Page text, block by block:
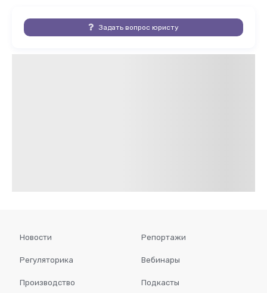
Задать вопрос юристу
Новости
Регуляторика
Производство
Репортажи
Вебинары
Подкасты